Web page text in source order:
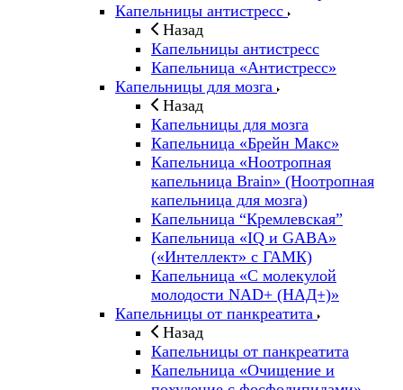
Капельницы антистресс
Назад
Капельницы антистресс
Капельница «Антистресс»
Капельницы для мозга
Назад
Капельницы для мозга
Капельница «Брейн Макс»
Капельница «Ноотропная
капельница Brain» (Ноотропная
капельница для мозга)
Капельница “Кремлевская”
Капельница «IQ и GABA»
(«Интеллект» с ГАМК)
Капельница «С молекулой
молодости NAD+ (НАД+)»
Капельницы от панкреатита
Назад
Капельницы от панкреатита
Капельница «Очищение и